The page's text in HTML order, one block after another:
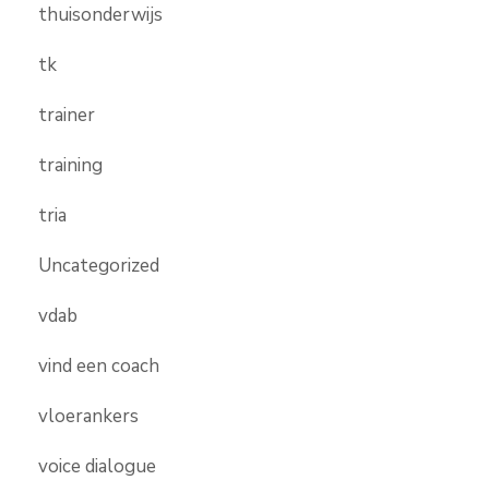
thuisonderwijs
tk
trainer
training
tria
Uncategorized
vdab
vind een coach
vloerankers
voice dialogue